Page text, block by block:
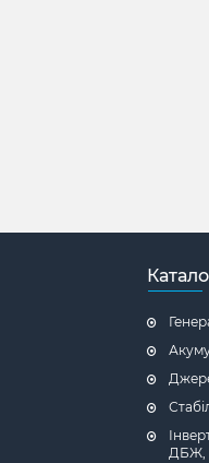
ДБЖ,